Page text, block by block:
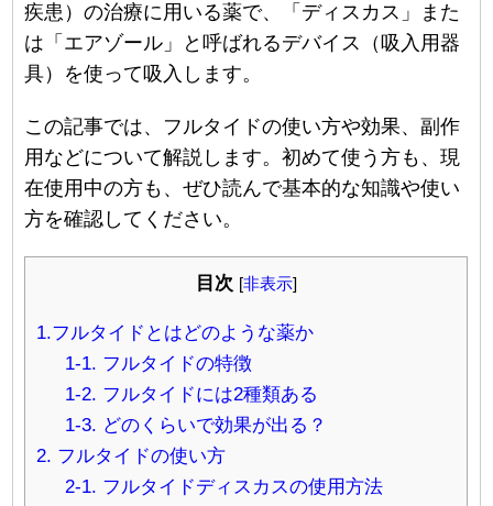
疾患）の治療に用いる薬で、「ディスカス」また
は「エアゾール」と呼ばれるデバイス（吸入用器
具）を使って吸入します。
この記事では、フルタイドの使い方や効果、副作
用などについて解説します。初めて使う方も、現
在使用中の方も、ぜひ読んで基本的な知識や使い
方を確認してください。
目次 [非表示]
1.フルタイドとはどのような薬か
1-1. フルタイドの特徴
1-2. フルタイドには2種類ある
1-3. どのくらいで効果が出る？
2. フルタイドの使い方
2-1. フルタイドディスカスの使用方法